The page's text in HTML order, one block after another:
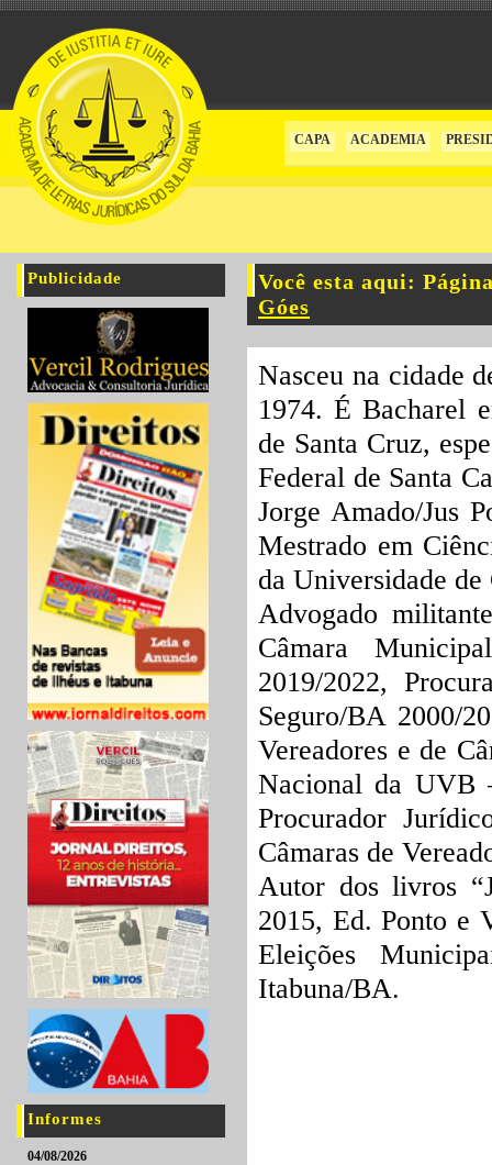
CAPA ACADEMIA
Publicidade
Informes
04/08/2026
Você esta aqui:
Góes
Nasceu na cidade
1974. É Bacharel
de Santa Cruz,
Federal de Santa
Jorge Amado/Jus
Mestrado em
da Universidade
Advogado
Câmara
2019/2022,
Seguro/BA 2000/
Vereadores e de
Nacional da UVB
Procurador
Câmaras de
Autor dos livros
2015, Ed. Ponto e
Eleições
Itabuna/BA.